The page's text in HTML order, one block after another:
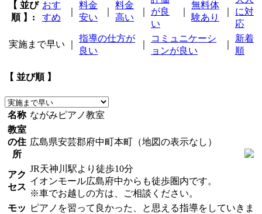
【 並び
順 】:
おす
すめ
料金
安い
料金
高い
が良
い
無料体
験あり
に対
応
実施まで早い
指導の仕方が
良い
コミュニケーシ
ョンが良い
新着
順
【 並び順 】
名称 ながみピアノ教室
教室
の住
所
広島県安芸郡府中町本町（地図の表示なし）
アク
セス
JR天神川駅より徒歩10分
イオンモール広島府中からも徒歩圏内です。
※車でお越しの方は、ご相談ください。
モッ
ピアノを習って良かった、と思える指導をしていきま